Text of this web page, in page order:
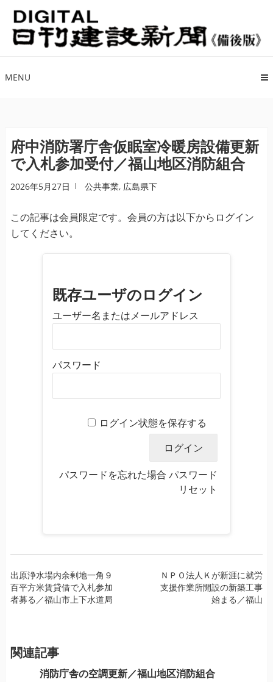
ナ
ビ
ゲ
シ
ス
キ
プ
コ
ン
テ
ツ
ッ
プ
MENU
府中消防署庁舎仮眠室冷暖房設備更新
で入札参加受付／福山地区消防組合
2026年5月27日 公共事業, 広島県下
この記事は会員限定です。会員の方は以下からログイン
してください。
既存ユーザのログイン
ユーザー名またはメールアドレス
パスワード
ログイン状態を保存する
パスワードを忘れた場合 パスワード
リセット
投
稿
ナ
ー
出原浄水場内余剰地一角９
百平方米賃貸借で入札参加
者募る／福山市上下水道局
ＮＰＯ法人Ｋが新涯に就労
支援作業所開設の新築工事
始まる／福山
関連記事
消防庁舎の空調更新／福山地区消防組合